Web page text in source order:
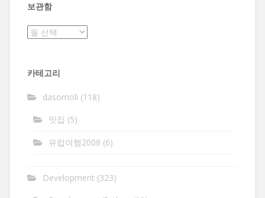
보관함
보
카테고리
dasomoli (118)
맛집 (5)
유럽여행2008 (6)
Development (323)